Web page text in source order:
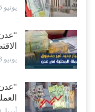
يونيو 15, 2025
يونيو 13, 2025